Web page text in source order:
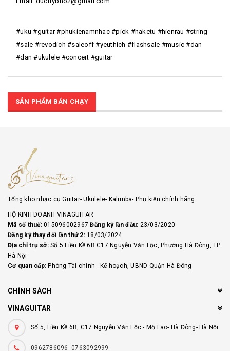
#uku #guitar #phukienamnhac #pick #haketu #hienrau #string
#sale #revodich #saleoff #yeuthich #flashsale #music #dan
#dan #ukulele #concert #guitar
SẢN PHẨM BÁN CHẠY
Tổng kho nhạc cụ Guitar- Ukulele- Kalimba- Phụ kiện chính hãng
HỘ KINH DOANH VINAGUITAR
Mã số thuế:015096002967Đăng ký lần đầu: 23/03/2020
Đăng ký thay đổi lần thứ 2:18/03/2024
Địa chỉ trụ sở:Số 5 Liền Kề 6B C17 Nguyễn Văn Lộc, Phường Hà Đông, TP
Hà Nội
Cơ quan cấp: Phòng Tài chính - Kế hoạch, UBND Quận Hà Đông
CHÍNH SÁCH
VINAGUITAR
Số 5, Liền Kề 6B, C17 Nguyễn Văn Lộc - Mộ Lao- Hà Đông- Hà Nội
0962786096- 0763092999